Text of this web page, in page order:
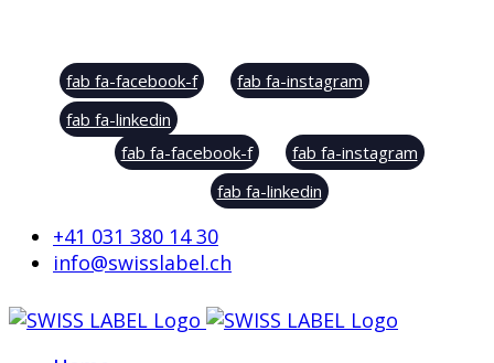
fab fa-facebook-f
fab fa-instagram
fab fa-linkedin
fab fa-facebook-f
fab fa-instagram
fab fa-linkedin
+41 031 380 14 30
info@swisslabel.ch